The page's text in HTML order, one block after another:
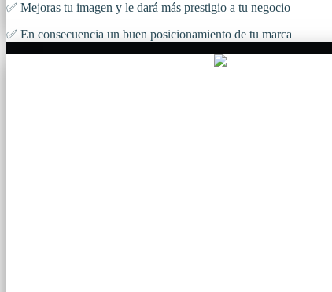
✅ Mejoras tu imagen y le dará más prestigio a tu negocio
✅ En consecuencia un buen posicionamiento de tu marca